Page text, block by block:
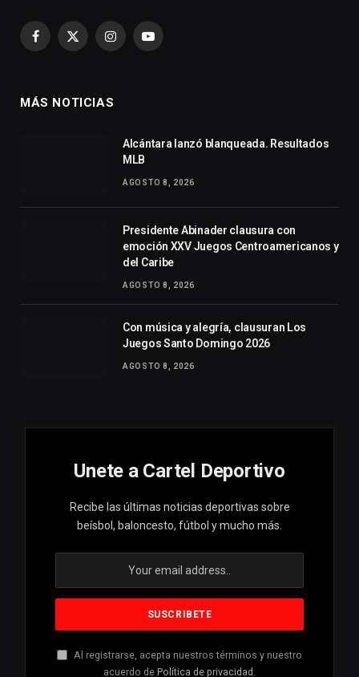
Facebook
X
InstagramYouTube
MÁS NOTICIAS
Alcántara lanzó blanqueada. Resultados
MLB
AGOSTO 8, 2026
Presidente Abinader clausura con
emoción XXV Juegos Centroamericanos y
del Caribe
AGOSTO 8, 2026
Con música y alegría, clausuran Los
Juegos Santo Domingo 2026
AGOSTO 8, 2026
Unete a Cartel Deportivo
Recibe las últimas noticias deportivas sobre
beísbol, baloncesto, fútbol y mucho más.
Al registrarse, acepta nuestros términos y nuestro
acuerdo de Política de privacidad .